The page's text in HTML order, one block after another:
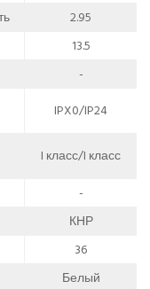
2.95
13.5
-
IPX0/IP24
I класс/I класс
-
КНР
36
Белый